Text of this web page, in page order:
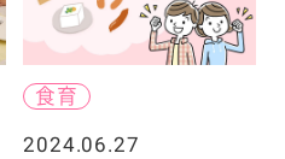
食育
2024.06.27